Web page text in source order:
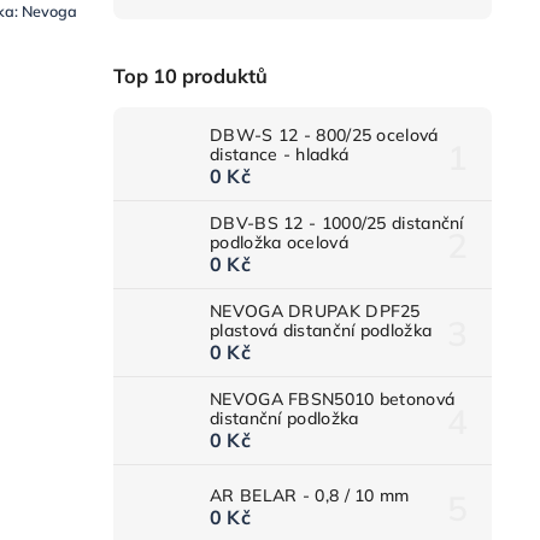
Top 10 produktů
DBW-S 12 - 800/25 ocelová
distance - hladká
0 Kč
DBV-BS 12 - 1000/25 distanční
podložka ocelová
0 Kč
NEVOGA DRUPAK DPF25
plastová distanční podložka
0 Kč
NEVOGA FBSN5010 betonová
distanční podložka
0 Kč
AR BELAR - 0,8 / 10 mm
0 Kč
Nevoga